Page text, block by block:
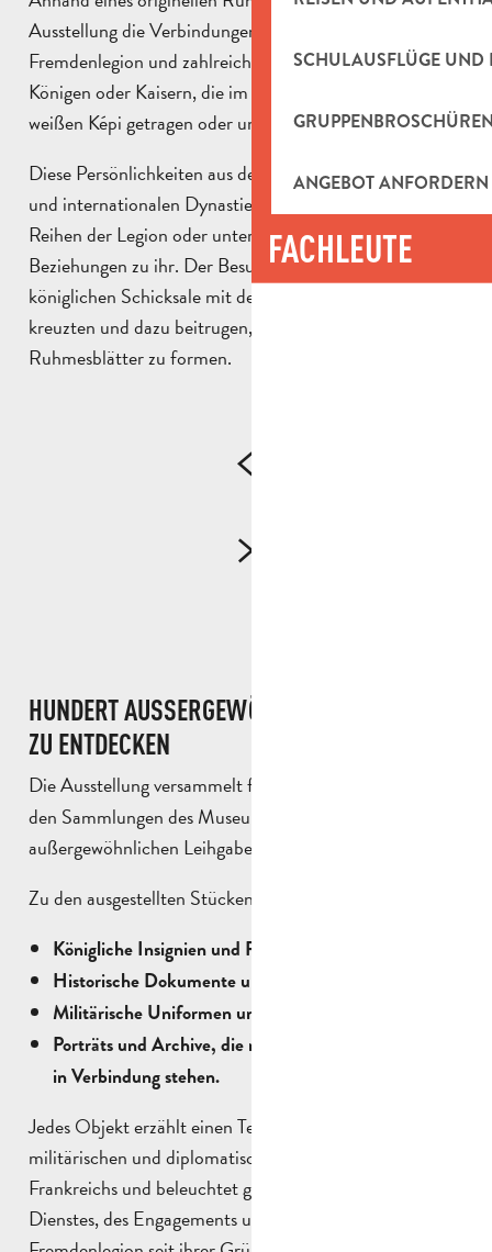
SCHULAUSFLÜGE UND
ANGEBOT ANFORDERN
FACHLEUTE
Ausstellung die Verbindungen zwischen der
Fremdenlegion und zahlreichen Herrschern, Prinzen,
Königen oder Kaisern, die im Laufe der Geschichte den
weißen Képi getragen oder unterstützt haben.
Diese Persönlichkeiten aus den großen europäischen
und internationalen Dynastien dienten manchmal in den
Reihen der Legion oder unterhielten privilegierte
Beziehungen zu ihr. Der Besucher erfährt, wie sich diese
königlichen Schicksale mit denen der Fremdenlegion
kreuzten und dazu beitrugen, einige ihrer ersten
Ruhmesblätter zu formen.
HUNDERT AUSSERGEWÖHNLICHE OBJEKTE Z
U ENTDECKEN
Die Ausstellung versammelt fast
den Sammlungen des Museums sowie aus
außergewöhnlichen Leihgaben.
Zu den ausgestellten Stücken gehören :
Königliche Insignien und Prunkgegenstände
Historische Dokumente und Zeichnungen
Militärische Uniformen und Erinnerungsstücke
Porträts und Archive, die mit den Herrscherfamilien
in Verbindung stehen.
Jedes Objekt erzählt einen Teil der politischen,
militärischen und diplomatischen Geschichte
Frankreichs und beleuchtet gleichzeitig die Werte des
Dienstes, des Engagements und der Treue, die die